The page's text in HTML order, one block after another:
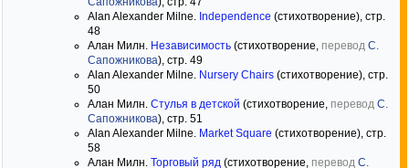
Alan Alexander Milne. Independence (стихотворение), стр.
48
Алан Милн. Независимость (стихотворение, перевод С.
Сапожникова), стр. 49
Alan Alexander Milne. Nursery Chairs (стихотворение), стр.
50
Алан Милн. Стулья в детской (стихотворение, перевод С.
Сапожникова), стр. 51
Alan Alexander Milne. Market Square (стихотворение), стр.
58
Алан Милн. Торговый ряд (стихотворение, перевод С.